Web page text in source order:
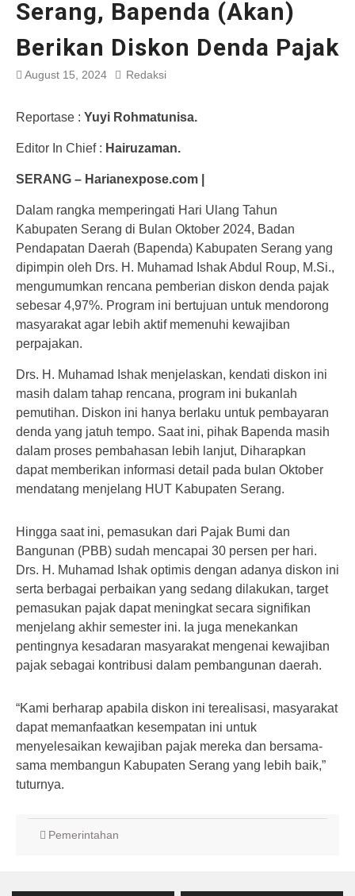
Serang, Bapenda (Akan)
Berikan Diskon Denda Pajak
August 15, 2024 Redaksi
Reportase : Yuyi Rohmatunisa.
Editor In Chief : Hairuzaman.
SERANG – Harianexpose.com |
Dalam rangka memperingati Hari Ulang Tahun
Kabupaten Serang di Bulan Oktober 2024, Badan
Pendapatan Daerah (Bapenda) Kabupaten Serang yang
dipimpin oleh Drs. H. Muhamad Ishak Abdul Roup, M.Si.,
mengumumkan rencana pemberian diskon denda pajak
sebesar 4,97%. Program ini bertujuan untuk mendorong
masyarakat agar lebih aktif memenuhi kewajiban
perpajakan.
Drs. H. Muhamad Ishak menjelaskan, kendati diskon ini
masih dalam tahap rencana, program ini bukanlah
pemutihan. Diskon ini hanya berlaku untuk pembayaran
denda yang jatuh tempo. Saat ini, pihak Bapenda masih
dalam proses pembahasan lebih lanjut, Diharapkan
dapat memberikan informasi detail pada bulan Oktober
mendatang menjelang HUT Kabupaten Serang.
Hingga saat ini, pemasukan dari Pajak Bumi dan
Bangunan (PBB) sudah mencapai 30 persen per hari.
Drs. H. Muhamad Ishak optimis dengan adanya diskon ini
serta berbagai perbaikan yang sedang dilakukan, target
pemasukan pajak dapat meningkat secara signifikan
menjelang akhir semester ini. Ia juga menekankan
pentingnya kesadaran masyarakat mengenai kewajiban
pajak sebagai kontribusi dalam pembangunan daerah.
“Kami berharap apabila diskon ini terealisasi, masyarakat
dapat memanfaatkan kesempatan ini untuk
menyelesaikan kewajiban pajak mereka dan bersama-
sama membangun Kabupaten Serang yang lebih baik,”
tuturnya.
Pemerintahan